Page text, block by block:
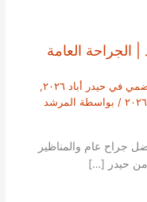
| الجراحة العامة
في حيدر أباد ٢٠٢٦
,
/ بواسطة المرشد
جراح عام والمناظير
من حيدر […]